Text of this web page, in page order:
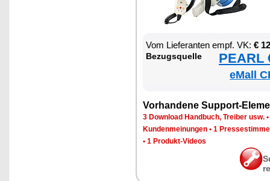
Vom Lie­fe­ran­ten empf. VK: €
Be­zugs­quel­le PEARL
eMall
Vor­han­de­ne Sup­port-
3 Down­load Hand­buch, Trei­ber usw. •
Kun­den­mei­nun­gen • 1
• 1 Pro­dukt-Vi­de­os